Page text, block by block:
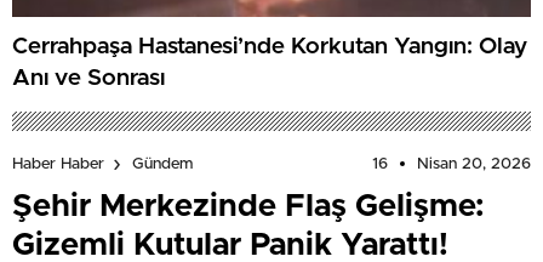
Cerrahpaşa Hastanesi’nde Korkutan Yangın: Olay
Anı ve Sonrası
Haber Haber Gündem 16 Nisan 20, 2026
Şehir Merkezinde Flaş Gelişme:
Gizemli Kutular Panik Yarattı!